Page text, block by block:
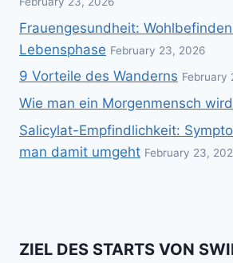
Frauengesundheit:
Lebensphase February 23, 2026
9 Vorteile des Wanderns February
Wie man ein Morgenmensch wird
Salicylat-Empfindlichkeit:
man damit umgeht February 23,
ZIEL DES STARTS VON